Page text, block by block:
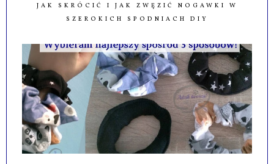
JAK SKRÓCIĆ I JAK ZWĘZIĆ NOGAWKI W
SZEROKICH SPODNIACH DIY